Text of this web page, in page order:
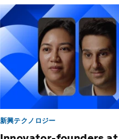
新興テクノロジー